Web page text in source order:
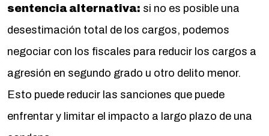
sentencia alternativa: si no es posible una
desestimación total de los cargos, podemos
negociar con los fiscales para reducir los cargos a
agresión en segundo grado u otro delito menor.
Esto puede reducir las sanciones que puede
enfrentar y limitar el impacto a largo plazo de una